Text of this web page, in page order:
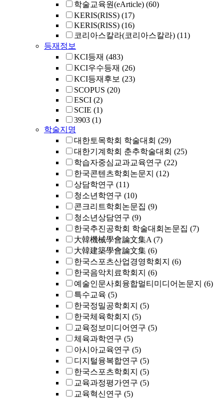
학술교육원(eArticle) (60)
KERIS(RISS) (17)
KERIS(RISS) (16)
코리아스칼라(코리아스칼라) (11)
등재정보
KCI등재 (483)
KCI우수등재 (26)
KCI등재후보 (23)
SCOPUS (20)
ESCI (2)
SCIE (1)
3903 (1)
학술지명
대한토목학회 학술대회 (29)
대한기계학회 춘추학술대회 (25)
학습자중심교과교육연구 (22)
한국콘텐츠학회논문지 (12)
상담학연구 (11)
청소년학연구 (10)
콘크리트학회논문집 (9)
청소년상담연구 (9)
한국추진공학회 학술대회논문집 (7)
大韓機械學會論文集A (7)
大韓建築學會論文集 (6)
한국스포츠산업경영학회지 (6)
한국음악치료학회지 (6)
예술인문사회융합멀티미디어논문지 (6)
특수교육 (5)
한국정밀공학회지 (5)
한국체육학회지 (5)
교육정보미디어연구 (5)
체육과학연구 (5)
아시아교육연구 (5)
디지털융복합연구 (5)
한국스포츠학회지 (5)
교육과정평가연구 (5)
교육혁신연구 (5)